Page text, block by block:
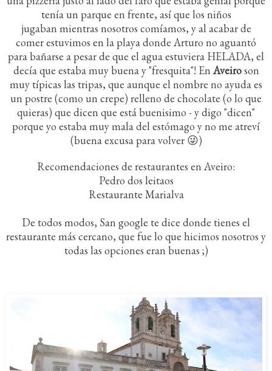
tenía un parque en frente, así que los niños
jugaban mientras nosotros comíamos, y al acabar de
comer estuvimos en la playa donde Arturo no aguantó
para bañarse a pesar de que el agua estuviera HELADA, el
decía que estaba muy buena y "fresquita"! EnAveiroson
muy típicas las tripas, que aunque el nombre no ayuda es
un postre (como un crepe) relleno de chocolate (o lo que
quieras) que dicen que está buenisimo - y digo "dicen"
porque yo estaba muy mala del estómago y no me atreví
(buena excusa para volver 😜)
Recomendaciones de restaurantes en Aveiro:
Pedro dos leitaos
Restaurante Marialva
De todos modos, San google te dice donde tienes el
restaurante más cercano, que fue lo que hicimos nosotros y
todas las opciones eran buenas ;)